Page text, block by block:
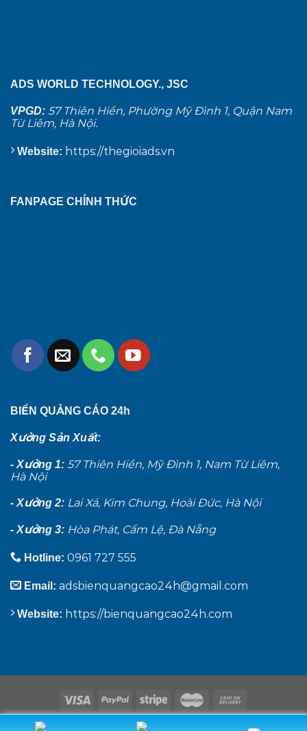
ADS WORLD TECHNOLOGY., JSC
VPGD: 57 Thiên Hiền, Phường Mỹ Đình 1, Quận Nam
Từ Liêm, Hà Nội.
Website: https://thegioiads.vn
BIỂN QUẢNG CÁO 24h
Xưởng Sản Xuất:
- Xưởng 1: 57 Thiên Hiền, Mỹ Đình 1, Nam Từ Liêm,
Hà Nội
- Xưởng 2: Lai Xá, Kim Chung, Hoài Đức, Hà Nội
- Xưởng 3: Hòa Phát, Cẩm Lệ, Đà Nẵng
Hotline: 0961 727 555
Email: adsbienquangcao24h@gmail.com
Website: https://bienquangcao24h.com
FANPAGE CHÍNH THỨC
VỀ CHÚNG TÔI BIỂN QUẢNG CÁO